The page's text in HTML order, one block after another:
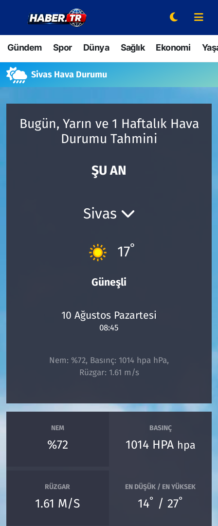
Gündem Spor Dünya Sağlık Ekonomi
Sivas Hava Durumu
Bugün, Yarın ve 1 Haftalık Hava
Durumu Tahmini
ŞU AN
Sivas
17°
Güneşli
10 Ağustos Pazartesi
08:45
Nem: %72, Basınç: 1014 hpa hPa,
Rüzgar: 1.61 m/s
NEM
%72
BASINÇ
1014 HPA hpa
RÜZGAR
1.61 M/S
EN DÜŞÜK / EN YÜKSEK
14° / 27°
Gündem
Spor
Dünya
Bilim ve Teknoloji
Hava Durumu
Trafik Durumu
Süper Lig Puan Durumu ve Fikstür
Son Dakika Haberleri